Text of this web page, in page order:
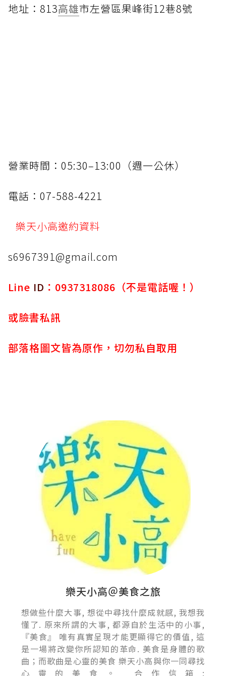
地址：813高雄市左營區果峰街12巷8號
營業時間：05:30–13:00（週一公休）
電話：07-588-4221
樂天小高邀約資料
s6967391@gmail.com
Line ID ：0937318086（不是電話喔！）
或臉書私訊
部落格圖文皆為原作，切勿私自取用
樂天小高＠美食之旅
想做些什麼大事, 想從中尋找什麼成就感, 我想我
懂了. 原來所謂的大事, 都源自於生活中的小事,
『美食』 唯有真實呈現才能更顯得它的價值, 這
是一場將改變你所認知的革命. 美食是身體的歌
曲；而歌曲是心靈的美食 樂天小高與你一同尋找
心靈的美食。 合作信箱: